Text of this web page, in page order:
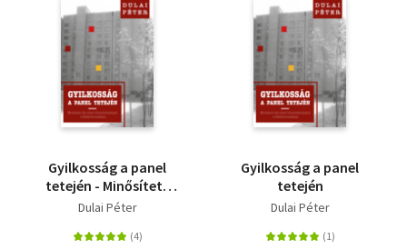
Gyilkosság a panel
tetején - Minősített
élet elleni
Kádár-korszakban
Dulai Péter
Gyilkosság a panel
tetején
Dulai Péter